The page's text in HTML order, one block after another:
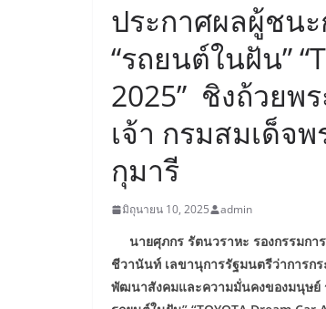
ประกาศผลผู้ชน
“รถยนต์ในฝัน”
2025” ชิงถ้วยพ
เจ้า กรมสมเด็จ
กุมารี
มิถุนายน 10, 2025 admin
นายศุภกร รัตนวราหะ รองกรรมกา
ชีวานันท์ เลขานุการรัฐมนตรีว่าการก
พัฒนาสังคมและความมั่นคงของมนุษย์